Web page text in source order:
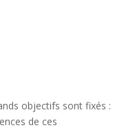
objectifs sont fixés :
de ces